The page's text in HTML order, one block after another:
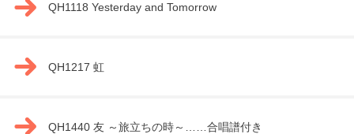
QH1118 Yesterday and Tomorrow
QH1217 虹
QH1440 友 ～旅立ちの時～……合唱譜付き